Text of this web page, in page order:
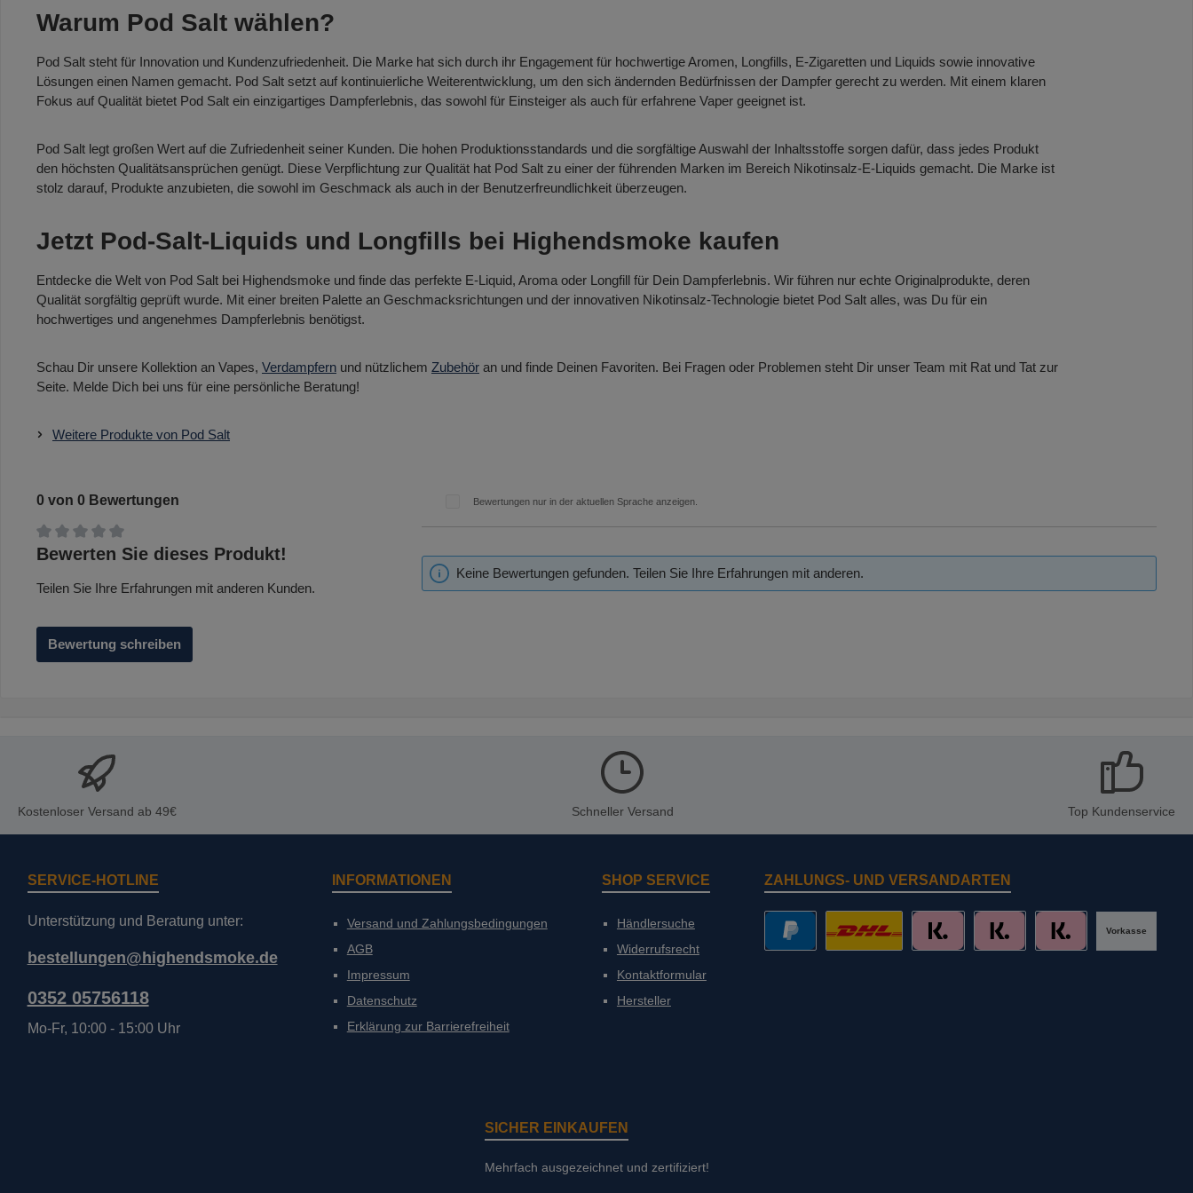
Warum Pod Salt wählen?
Pod Salt steht für Innovation und Kundenzufriedenheit. Die Marke hat sich durch ihr Engagement für hochwertige Aromen, Longfills, E-Zigaretten und Liquids sowie innovative
Lösungen einen Namen gemacht. Pod Salt setzt auf kontinuierliche Weiterentwicklung, um den sich ändernden Bedürfnissen der Dampfer gerecht zu werden. Mit einem klaren
Fokus auf Qualität bietet Pod Salt ein einzigartiges Dampferlebnis, das sowohl für Einsteiger als auch für erfahrene Vaper geeignet ist.
Pod Salt legt großen Wert auf die Zufriedenheit seiner Kunden. Die hohen Produktionsstandards und die sorgfältige Auswahl der Inhaltsstoffe sorgen dafür, dass jedes Produkt
den höchsten Qualitätsansprüchen genügt. Diese Verpflichtung zur Qualität hat Pod Salt zu einer der führenden Marken im Bereich Nikotinsalz-E-Liquids gemacht. Die Marke ist
stolz darauf, Produkte anzubieten, die sowohl im Geschmack als auch in der Benutzerfreundlichkeit überzeugen.
Jetzt Pod-Salt-Liquids und Longfills bei Highendsmoke kaufen
Entdecke die Welt von Pod Salt bei Highendsmoke und finde das perfekte E-Liquid, Aroma oder Longfill für Dein Dampferlebnis. Wir führen nur echte Originalprodukte, deren
Qualität sorgfältig geprüft wurde. Mit einer breiten Palette an Geschmacksrichtungen und der innovativen Nikotinsalz-Technologie bietet Pod Salt alles, was Du für ein
hochwertiges und angenehmes Dampferlebnis benötigst.
Schau Dir unsere Kollektion an Vapes, Verdampfern und nützlichem Zubehör an und finde Deinen Favoriten. Bei Fragen oder Problemen steht Dir unser Team mit Rat und Tat zur
Seite. Melde Dich bei uns für eine persönliche Beratung!
Weitere Produkte von Pod Salt
0 von 0 Bewertungen
Durchschnittliche Bewertung von 0 von 5 Sternen
Bewerten Sie dieses Produkt!
Teilen Sie Ihre Erfahrungen mit anderen Kunden.
Bewertung schreiben
Bewertungen nur in der aktuellen Sprache anzeigen.
Keine Bewertungen gefunden. Teilen Sie Ihre Erfahrungen mit anderen.
Kostenloser Versand ab 49€ Schneller Versand Top Kundenservice
SERVICE-HOTLINE
Unterstützung und Beratung unter:
bestellungen@highendsmoke.de
0352 05756118
Mo-Fr, 10:00 - 15:00 Uhr
INFORMATIONEN
Versand und Zahlungsbedingungen
AGB
Impressum
Datenschutz
Erklärung zur Barrierefreiheit
SHOP SERVICE
Händlersuche
Widerrufsrecht
Kontaktformular
Hersteller
ZAHLUNGS- UND VERSANDARTEN
Vorkasse
SICHER EINKAUFEN
Mehrfach ausgezeichnet und zertifiziert!